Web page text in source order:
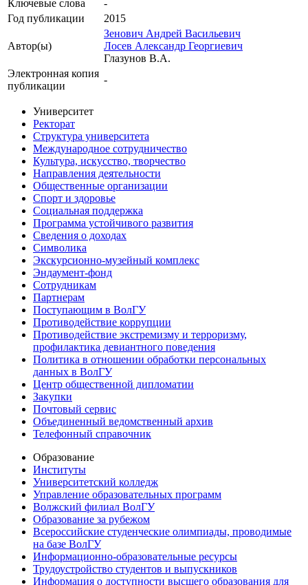
Ключевые cлова
-
Год публикации
2015
Автор(ы)
Зенович Андрей Васильевич
Лосев Александр Георгиевич
Глазунов В.А.
Электронная копия
публикации
-
Университет
Ректорат
Структура университета
Международное сотрудничество
Культура, искусство, творчество
Направления деятельности
Общественные организации
Спорт и здоровье
Социальная поддержка
Программа устойчивого развития
Сведения о доходах
Символика
Экскурсионно-музейный комплекс
Эндаумент-фонд
Сотрудникам
Партнерам
Поступающим в ВолГУ
Противодействие коррупции
Противодействие экстремизму и терроризму,
профилактика девиантного поведения
Политика в отношении обработки персональных
данных в ВолГУ
Центр общественной дипломатии
Закупки
Почтовый сервис
Объединенный ведомственный архив
Телефонный справочник
Образование
Институты
Университетский колледж
Управление образовательных программ
Волжский филиал ВолГУ
Образование за рубежом
Всероссийские студенческие олимпиады, проводимые
на базе ВолГУ
Информационно-образовательные ресурсы
Трудоустройство студентов и выпускников
Информация о доступности высшего образования для